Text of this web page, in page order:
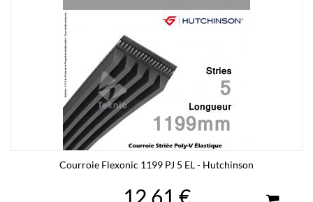
Courroie Flexonic 1199 PJ 5 EL - Hutchinson
12,61 €